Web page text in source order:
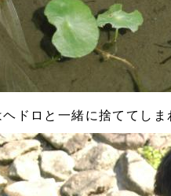
ヘドロと一緒に捨ててし